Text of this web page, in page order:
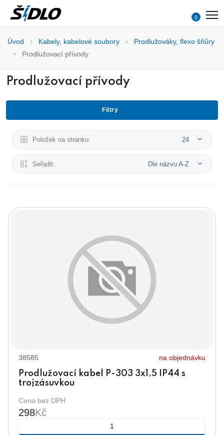
0
Úvod Kabely, kabelové soubory
Prodlužováky, flexo šňůry
Prodlužovací přívody
Prodlužovací přívody
Filtry
Položek na stránku: 24
Seřadit: Dle názvu A-Z
38585 na objednávku
Prodlužovací kabel P-303 3x1,5 IP44 s
trojzásuvkou
Cena bez DPH
298Kč